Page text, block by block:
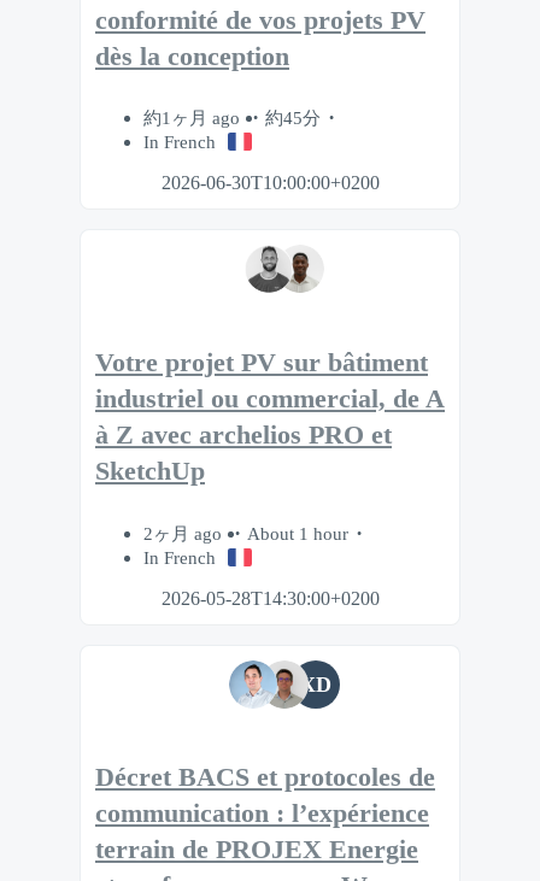
conformité de vos projets PV
dès la conception
約1ヶ月 ago
約45分
In French
2026-06-30T10:00:00+0200
Votre projet PV sur bâtiment
industriel ou commercial, de A
à Z avec archelios PRO et
SketchUp
2ヶ月 ago
About 1 hour
In French
2026-05-28T14:30:00+0200
XD
Décret BACS et protocoles de
communication : l’expérience
terrain de PROJEX Energie